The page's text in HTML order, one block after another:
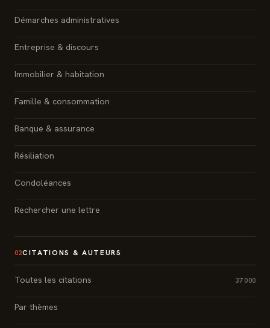
Démarches administratives
Entreprise & discours
Immobilier & habitation
Famille & consommation
Banque & assurance
Résiliation
Condoléances
Rechercher une lettre
02CITATIONS & AUTEURS
Toutes les citations 37 000
Par thèmes